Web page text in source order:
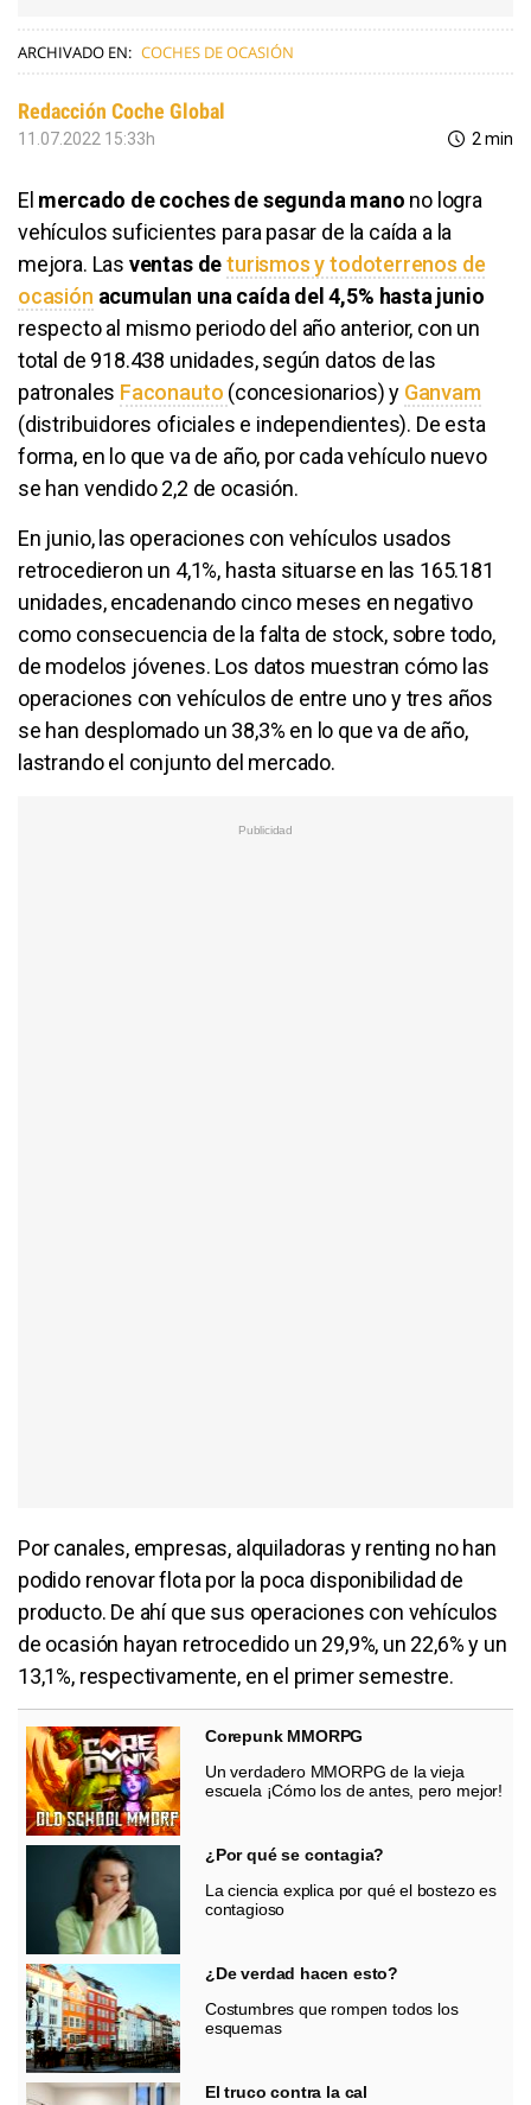
ARCHIVADO EN: COCHES DE OCASIÓN
Redacción Coche Global
11.07.2022 15:33h 2 min
El mercado de coches de segunda mano no logra
vehículos suficientes para pasar de la caída a la
mejora. Las ventas deturismos y todoterrenos de
ocasión acumulan una caída del 4,5% hasta junio
respecto al mismo periodo del año anterior, con un
total de 918.438 unidades, según datos de las
patronales Faconauto (concesionarios) y Ganvam
(distribuidores oficiales e independientes). De esta
forma, en lo que va de año, por cada vehículo nuevo
se han vendido 2,2 de ocasión.
En junio, las operaciones con vehículos usados
retrocedieron un 4,1%, hasta situarse en las 165.181
unidades, encadenando cinco meses en negativo
como consecuencia de la falta de stock, sobre todo,
de modelos jóvenes. Los datos muestran cómo las
operaciones con vehículos de entre uno y tres años
se han desplomado un 38,3% en lo que va de año,
lastrando el conjunto del mercado.
Por canales, empresas, alquiladoras y renting no han
podido renovar flota por la poca disponibilidad de
producto. De ahí que sus operaciones con vehículos
de ocasión hayan retrocedido un 29,9%, un 22,6% y un
13,1%, respectivamente, en el primer semestre.
Corepunk MMORPG
Un verdadero MMORPG de la vieja
escuela ¡Cómo los de antes, pero mejor!
¿Por qué se contagia?
La ciencia explica por qué el bostezo es
contagioso
¿De verdad hacen esto?
Costumbres que rompen todos los
esquemas
El truco contra la cal